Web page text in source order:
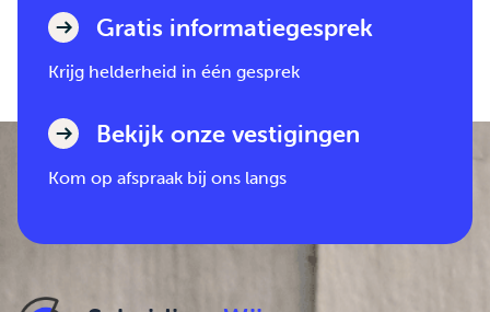
Gratis informatiegesprek
Krijg helderheid in één gesprek
Bekijk onze vestigingen
Kom op afspraak bij ons langs